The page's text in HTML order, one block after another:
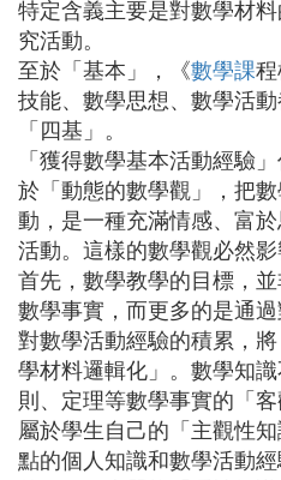
特定含義主要是對數學材
究活動。
至於「基本」，《數學課
技能、數學思想、數學活
「四基」。
「獲得數學基本活動經驗
於「動態的數學觀」，把
動，是一種充滿情感、富
活動。這樣的數學觀必然影
首先，數學教學的目標，
數學事實，而更多的是通
對數學活動經驗的積累，
學材料邏輯化」。數學知
則、定理等數學事實的「
屬於學生自己的「主觀性
點的個人知識和數學活動